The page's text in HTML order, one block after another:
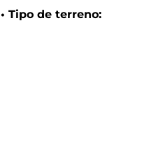
• Tipo de terreno: